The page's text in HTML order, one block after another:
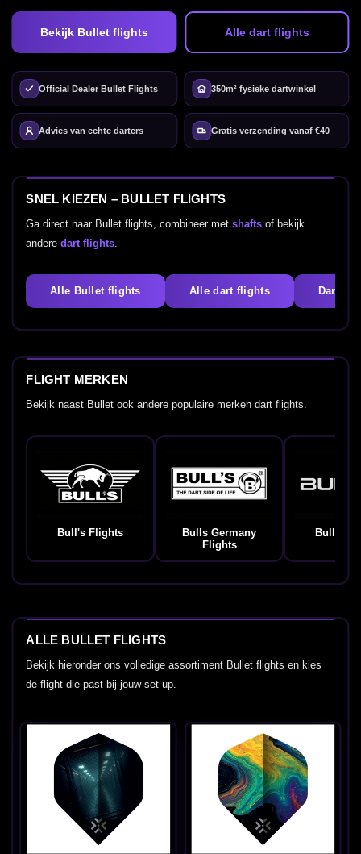
Bekijk Bullet flights Alle dart flights
Official Dealer Bullet Flights 350m² fysieke dartwinkel
Advies van echte darters Gratis verzending vanaf €40
SNEL KIEZEN – BULLET FLIGHTS
Ga direct naar Bullet flights, combineer metshafts of bekijk
anderedart flights.
Alle Bullet flights Alle dart flights Dart
FLIGHT MERKEN
Bekijk naast Bullet ook andere populaire merken dart flights.
Bull's Flights
Bulls Germany
Flights
Bullet
ALLE BULLET FLIGHTS
Bekijk hieronder ons volledige assortiment Bullet flights en kies
de flight die past bij jouw set-up.